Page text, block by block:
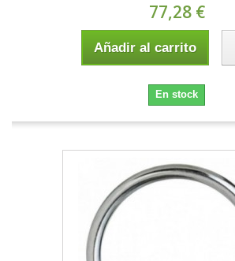
77,28 €
Añadir al carrito
En stock